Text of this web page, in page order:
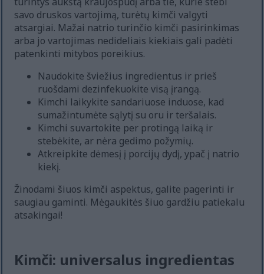
savo druskos vartojimą, turėtų kimči valgyti
atsargiai. Mažai natrio turinčio kimči pasirinkimas
arba jo vartojimas nedideliais kiekiais gali padėti
patenkinti mitybos poreikius.
Naudokite šviežius ingredientus ir prieš
ruošdami dezinfekuokite visą įrangą.
Kimchi laikykite sandariuose induose, kad
sumažintumėte sąlytį su oru ir teršalais.
Kimchi suvartokite per protingą laiką ir
stebėkite, ar nėra gedimo požymių.
Atkreipkite dėmesį į porcijų dydį, ypač į natrio
kiekį.
Žinodami šiuos kimči aspektus, galite pagerinti ir
saugiau gaminti. Mėgaukitės šiuo gardžiu patiekalu
atsakingai!
Kimči: universalus ingredientas